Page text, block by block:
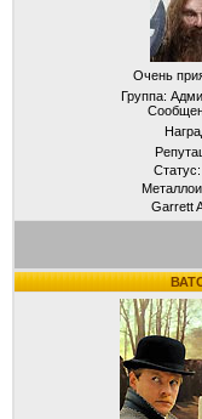
Очень
Группа:
Статус:
Garrett